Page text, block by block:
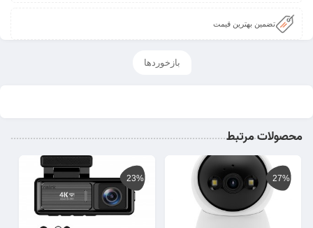
تضمین بهترین قیمت
بازخوردها
محصولات مرتبط
27%
23%